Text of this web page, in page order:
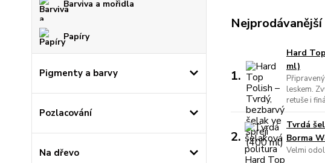
Barviva a mořidla
Papíry
Pigmenty a barvy
Pozlacování
Na dřevo
Nejprodávanější
1.
Hard
ml)
leskem.
retuše i
2.
Tvrdá
Borma
Velmi